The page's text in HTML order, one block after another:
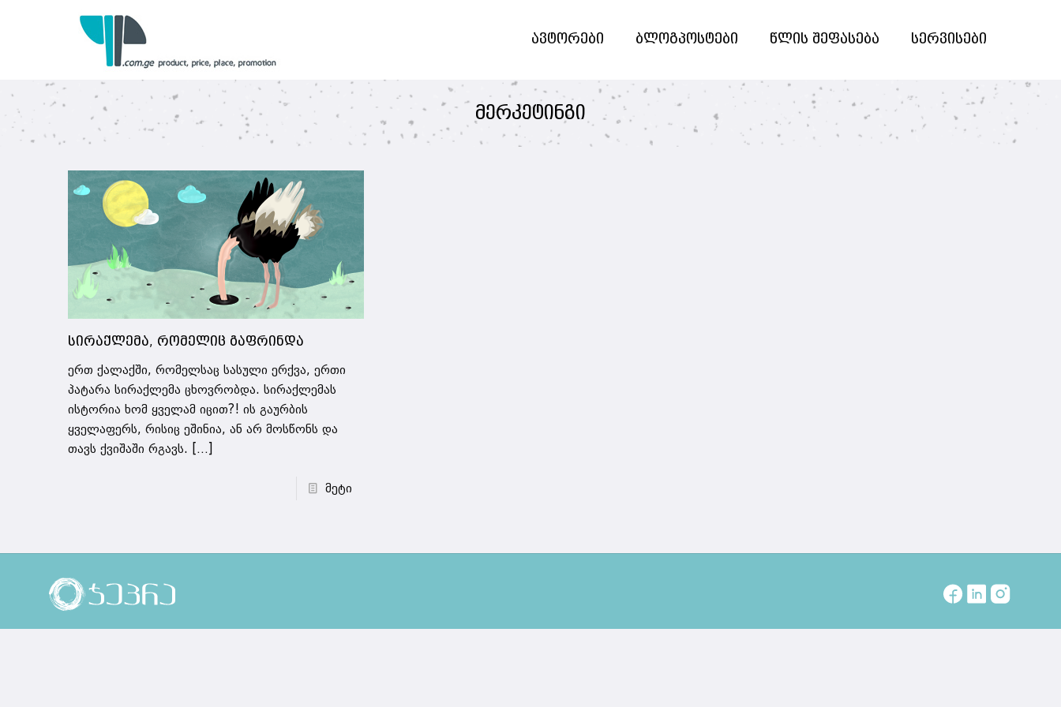
ავტორები ბლოგპოსტები წლის შეფასება სერვისები
მერკეტინგი
სირაქლემა, რომელიც გაფრინდა
ერთ ქალაქში, რომელსაც სასული ერქვა, ერთი
პატარა სირაქლემა ცხოვრობდა. სირაქლემას
ისტორია ხომ ყველამ იცით?! ის გაურბის
ყველაფერს, რისიც ეშინია, ან არ მოსწონს და
თავს ქვიშაში რგავს. […]
მეტი